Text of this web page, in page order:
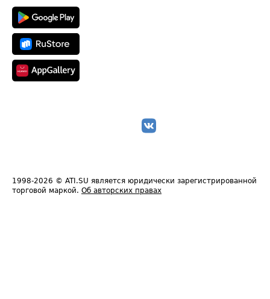
1998-2026 © ATI.SU является юридически зарегистрированной
торговой маркой. Об авторских правах